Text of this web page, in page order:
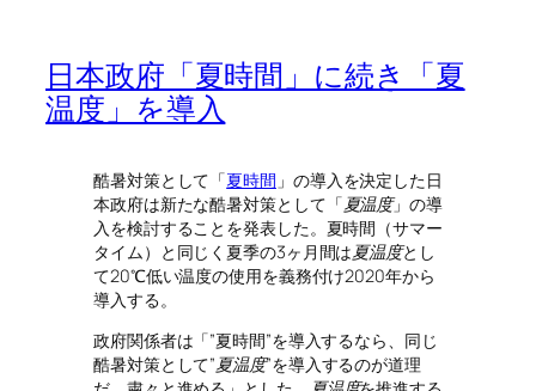
日本政府「夏時間」に続き「夏
温度」を導入
酷暑対策として「夏時間 」の導入を決定した日
本政府は新たな酷暑対策として「夏温度」の導
入を検討することを発表した。夏時間（サマー
タイム）と同じく夏季の3ヶ月間は夏温度とし
て20℃低い温度の使用を義務付け2020年から
導入する。
政府関係者は「”夏時間”を導入するなら、同じ
酷暑対策として”夏温度”を導入するのが道理